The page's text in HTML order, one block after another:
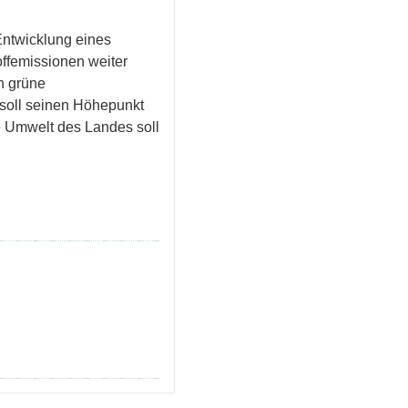
eines
weiter
grüne
seinen Höhepunkt
des Landes soll